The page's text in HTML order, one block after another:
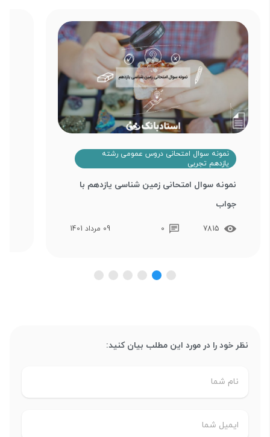
نمونه سوال امتحانی دروس عمومی رشته
یازدهم تجربی
نمونه سوال امتحانی زمین شناسی یازدهم با
جواب
7815
0 09 مرداد 1401
نظر خود را در مورد این مطلب بیان کنید: